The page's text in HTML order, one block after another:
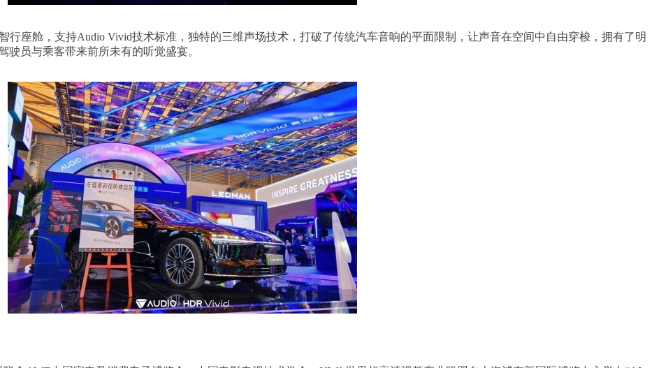
行座舱，支持Audio Vivid技术标准，独特的三维声场技术，打破了传统汽车音响的平面限制，让声音在空间中自由穿梭，拥有了明
员与乘客带来前所未有的听觉盛宴。